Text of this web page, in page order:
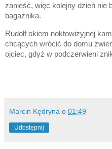
zanieść, więc kolejny dzień nie
bagażnika.
Rudolf okiem noktowizyjnej
chcących wrócić do domu
ojciec, gdyż w podczerwieni
Marcin Kędryna o 01:49
Udostępnij